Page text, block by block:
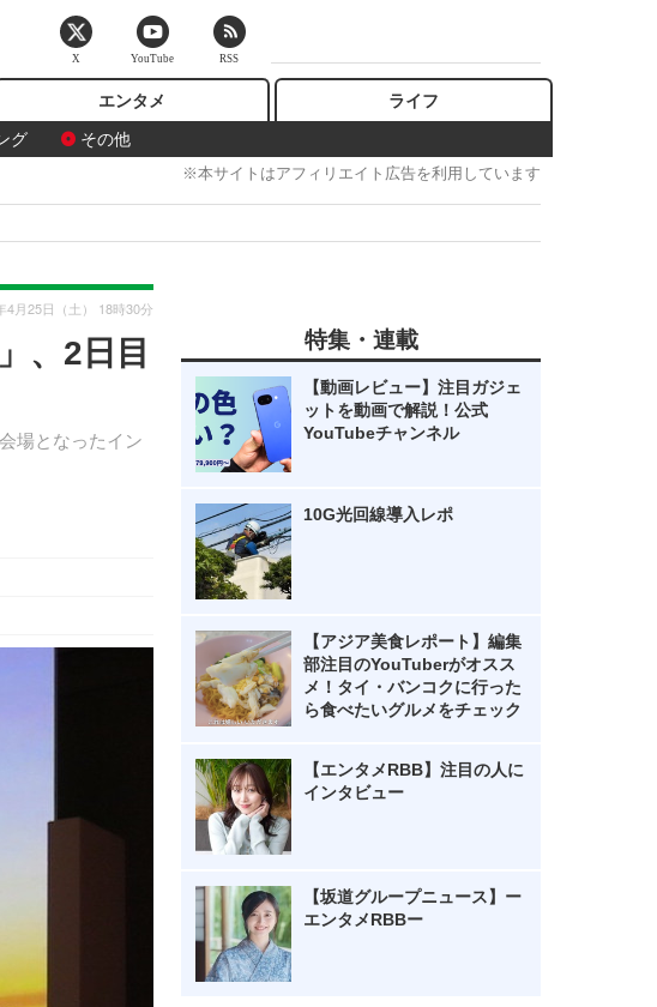
グ その他
エンタメ ライフ
※本サイトはアフィリエイト広告を利用しています
、2日目
場となったイン
4月25日（土） 18時30分
特集・連載
【動画レビュー】注目ガジェ
ットを動画で解説！公式
YouTubeチャンネル
10G光回線導入レポ
【アジア美食レポート】編集
部注目のYouTuberがオスス
メ！タイ・バンコクに行った
ら食べたいグルメをチェック
【エンタメRBB】注目の人に
インタビュー
【坂道グループニュース】ー
エンタメRBBー
X YouTube RSS